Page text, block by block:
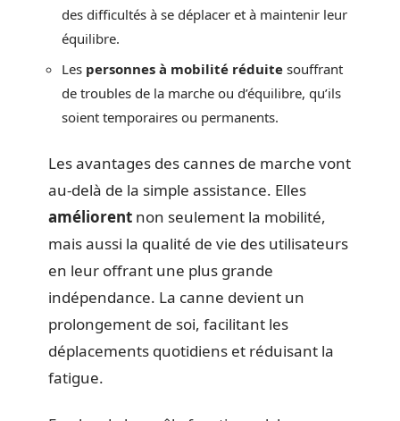
des difficultés à se déplacer et à maintenir leur
équilibre.
Les personnes à mobilité réduite souffrant
de troubles de la marche ou d’équilibre, qu’ils
soient temporaires ou permanents.
Les avantages des cannes de marche vont
au-delà de la simple assistance. Elles
améliorent non seulement la mobilité,
mais aussi la qualité de vie des utilisateurs
en leur offrant une plus grande
indépendance. La canne devient un
prolongement de soi, facilitant les
déplacements quotidiens et réduisant la
fatigue.